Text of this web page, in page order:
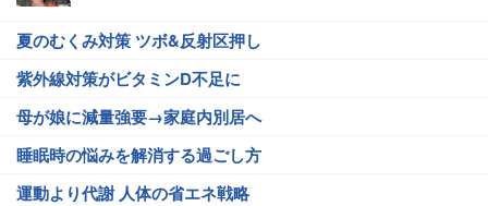
夏のむくみ対策 ツボ&反射区押し
紫外線対策がビタミンD不足に
母が娘に減量強要→家庭内別居へ
睡眠時の悩みを解消する過ごし方
運動より代謝 人体の省エネ戦略